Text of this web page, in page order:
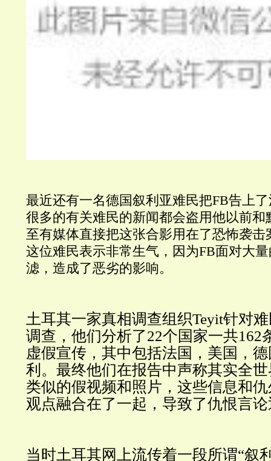
最近还有一名德国叙利亚难民把FB告上
很多的有关难民的新闻都会盗用他以前和
至有媒体直接把这张合影用在了恐怖袭击
这位难民表示非常生气，因为FB面对大
滤，造成了恶劣的影响。
土耳其一家真相调查组织Teyit针对
调查，他们分析了22个国家一共162
虚假宣传，其中包括法国，美国，
利。最终他们在报告中声称其实全
类似的假视频和照片，这些信息和
观点融合在了一起，导致了仇恨言
当时土耳其网上流传着一段所谓“叙